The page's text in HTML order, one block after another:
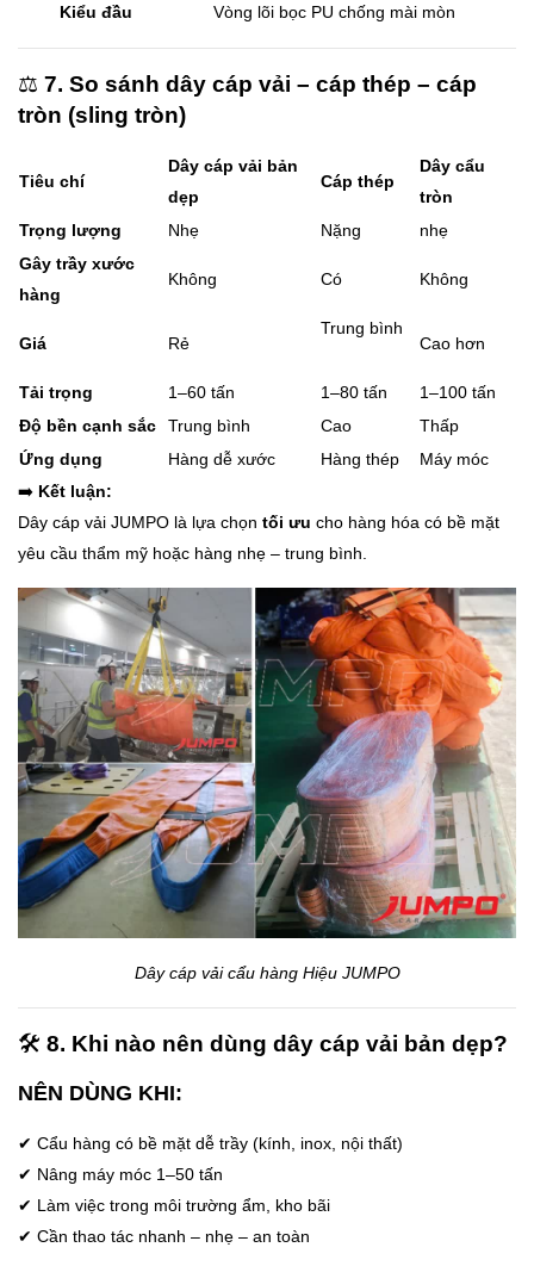
Kiểu đầu
Vòng lõi bọc PU chống mài mòn
⚖️ 7. So sánh dây cáp vải – cáp thép – cáp
tròn (sling tròn)
Tiêu chí
Dây cáp vải bản
dẹp
Cáp thép
Dây cẩu
tròn
Trọng lượng
Nhẹ Nặng
nhẹ
Gây trầy xước
hàng
Không Có Không
Giá Rẻ
Trung bình
Cao hơn
Tải trọng 1–60 tấn 1–80 tấn
1–100 tấn
Độ bền cạnh sắc
Trung bình Cao
Thấp
Ứng dụng
Hàng dễ xước Hàng thép
Máy móc
➡️ Kết luận:
Dây cáp vải JUMPO là lựa chọn tối ưu cho hàng hóa có bề mặt
yêu cầu thẩm mỹ hoặc hàng nhẹ – trung bình.
Dây cáp vải cẩu hàng Hiệu JUMPO
🛠️ 8. Khi nào nên dùng dây cáp vải bản dẹp?
NÊN DÙNG KHI:
✔ Cẩu hàng có bề mặt dễ trầy (kính, inox, nội thất)
✔ Nâng máy móc 1–50 tấn
✔ Làm việc trong môi trường ẩm, kho bãi
✔ Cần thao tác nhanh – nhẹ – an toàn